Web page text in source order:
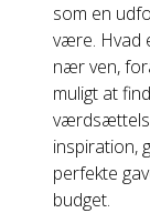
som en
være. Hvad
nær ven,
muligt at
inspiration,
perfekte
budget.